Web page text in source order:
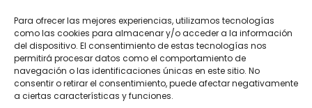
Para ofrecer las mejores experiencias, utilizamos tecnologías
como las cookies para almacenar y/o acceder a la información
del dispositivo. El consentimiento de estas tecnologías nos
permitirá procesar datos como el comportamiento de
navegación o las identificaciones únicas en este sitio. No
consentir o retirar el consentimiento, puede afectar negativamente
a ciertas características y funciones.
Subscribe to our Newsletter
SUBSCRIBE HERE